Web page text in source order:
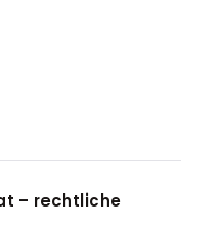
– rechtliche